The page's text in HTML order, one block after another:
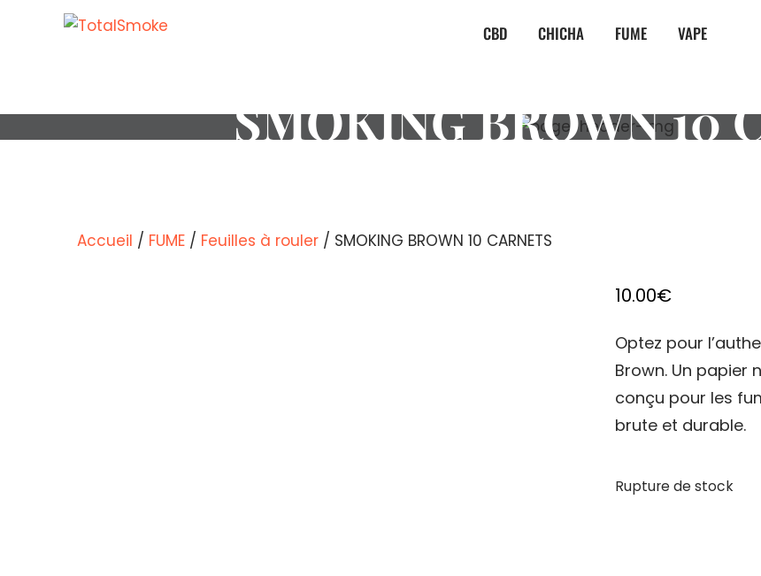
CBD CHICHA FUME VAPE
SMOKING BROWN 10
Accueil / FUME / Feuilles à rouler / SMOKING BROWN 10 CARNETS
10.00€
Optez pour
Brown. Un papier
conçu pour les
brute et durable.
Rupture de stock